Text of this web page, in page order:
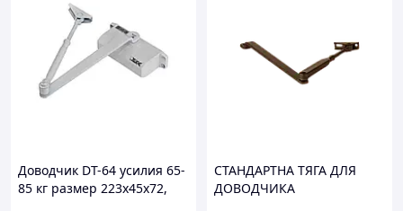
Доводчик DT-64 усилия 65-
85 кг размер 223x45x72,
СТАНДАРТНА ТЯГА ДЛЯ
ДОВОДЧИКА